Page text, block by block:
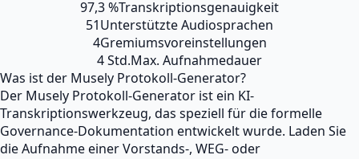
97,3 %Transkriptionsgenauigkeit
51Unterstützte Audiosprachen
4Gremiumsvoreinstellungen
4 Std.Max. Aufnahmedauer
Was ist der Musely Protokoll-Generator?
Der Musely Protokoll-Generator ist ein KI-
Transkriptionswerkzeug, das speziell für die formelle
Governance-Dokumentation entwickelt wurde. Laden Sie
die Aufnahme einer Vorstands-, WEG- oder